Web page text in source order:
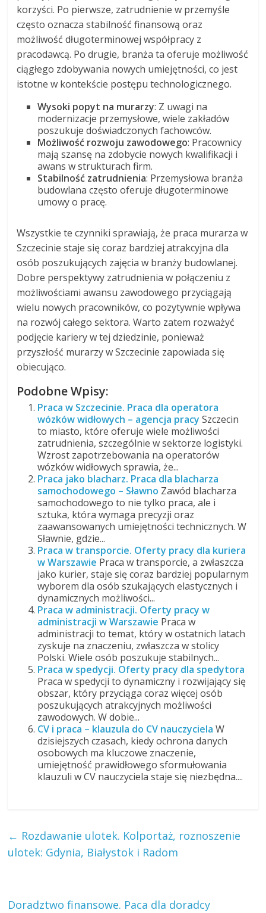
korzyści. Po pierwsze, zatrudnienie w przemyśle
często oznacza stabilność finansową oraz
możliwość długoterminowej współpracy z
pracodawcą. Po drugie, branża ta oferuje możliwość
ciągłego zdobywania nowych umiejętności, co jest
istotne w kontekście postępu technologicznego.
Wysoki popyt na murarzy: Z uwagi na
modernizacje przemysłowe, wiele zakładów
poszukuje doświadczonych fachowców.
Możliwość rozwoju zawodowego: Pracownicy
mają szansę na zdobycie nowych kwalifikacji i
awans w strukturach firm.
Stabilność zatrudnienia: Przemysłowa branża
budowlana często oferuje długoterminowe
umowy o pracę.
Wszystkie te czynniki sprawiają, że praca murarza w
Szczecinie staje się coraz bardziej atrakcyjna dla
osób poszukujących zajęcia w branży budowlanej.
Dobre perspektywy zatrudnienia w połączeniu z
możliwościami awansu zawodowego przyciągają
wielu nowych pracowników, co pozytywnie wpływa
na rozwój całego sektora. Warto zatem rozważyć
podjęcie kariery w tej dziedzinie, ponieważ
przyszłość murarzy w Szczecinie zapowiada się
obiecująco.
Podobne Wpisy:
Praca w Szczecinie. Praca dla operatora
wózków widłowych – agencja pracy Szczecin
to miasto, które oferuje wiele możliwości
zatrudnienia, szczególnie w sektorze logistyki.
Wzrost zapotrzebowania na operatorów
wózków widłowych sprawia, że...
Praca jako blacharz. Praca dla blacharza
samochodowego – Sławno Zawód blacharza
samochodowego to nie tylko praca, ale i
sztuka, która wymaga precyzji oraz
zaawansowanych umiejętności technicznych. W
Sławnie, gdzie...
Praca w transporcie. Oferty pracy dla kuriera
w Warszawie Praca w transporcie, a zwłaszcza
jako kurier, staje się coraz bardziej popularnym
wyborem dla osób szukających elastycznych i
dynamicznych możliwości...
Praca w administracji. Oferty pracy w
administracji w Warszawie Praca w
administracji to temat, który w ostatnich latach
zyskuje na znaczeniu, zwłaszcza w stolicy
Polski. Wiele osób poszukuje stabilnych...
Praca w spedycji. Oferty pracy dla spedytora
Praca w spedycji to dynamiczny i rozwijający się
obszar, który przyciąga coraz więcej osób
poszukujących atrakcyjnych możliwości
zawodowych. W dobie...
CV i praca – klauzula do CV nauczyciela W
dzisiejszych czasach, kiedy ochrona danych
osobowych ma kluczowe znaczenie,
umiejętność prawidłowego sformułowania
klauzuli w CV nauczyciela staje się niezbędna....
← Rozdawanie ulotek. Kolportaż, roznoszenie
ulotek: Gdynia, Białystok i Radom
Doradztwo finansowe. Paca dla doradcy